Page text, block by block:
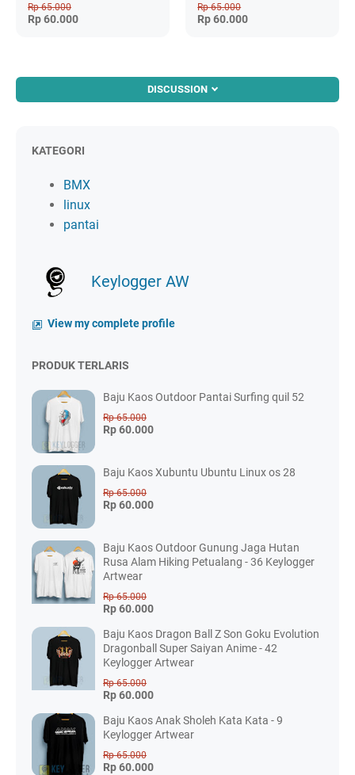
Rp 65.000
Rp 60.000
Rp 65.000
Rp 60.000
DISCUSSION
KATEGORI
BMX
linux
pantai
Keylogger AW
View my complete profile
PRODUK TERLARIS
Baju Kaos Outdoor Pantai Surfing quil 52
Rp 65.000
Rp 60.000
Baju Kaos Xubuntu Ubuntu Linux os 28
Rp 65.000
Rp 60.000
Baju Kaos Outdoor Gunung Jaga Hutan
Rusa Alam Hiking Petualang - 36 Keylogger
Artwear
Rp 65.000
Rp 60.000
Baju Kaos Dragon Ball Z Son Goku Evolution
Dragonball Super Saiyan Anime - 42
Keylogger Artwear
Rp 65.000
Rp 60.000
Baju Kaos Anak Sholeh Kata Kata - 9
Keylogger Artwear
Rp 65.000
Rp 60.000